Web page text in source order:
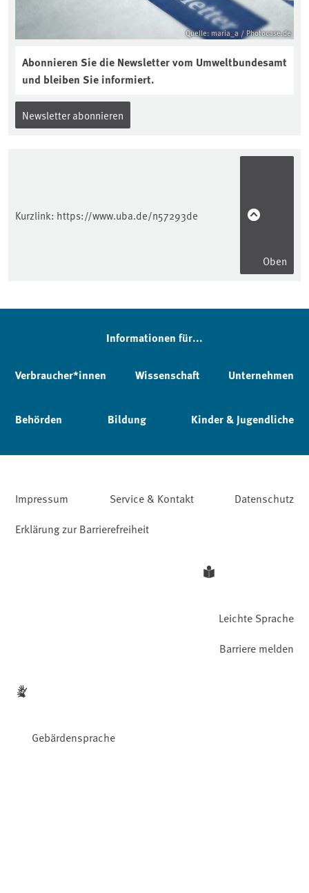
Quelle: maria_a / Photocase.de
Abonnieren Sie die Newsletter vom Umweltbundesamt
und bleiben Sie informiert.
Newsletter abonnieren
Kurzlink: https://www.uba.de/n57293de
Oben
Informationen für...
Verbraucher*innen Wissenschaft Unternehmen
Behörden Bildung Kinder & Jugendliche
Impressum Service & Kontakt
Datenschutz
Erklärung zur Barrierefreiheit
Leichte Sprache
Gebärdensprache
Barriere melden